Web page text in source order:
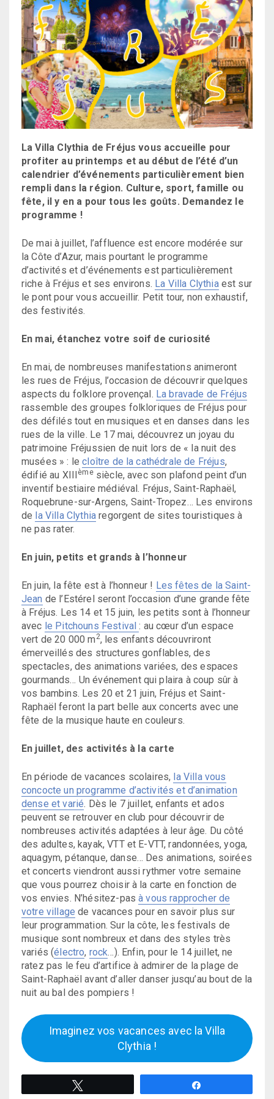
La Villa Clythia de Fréjus vous accueille pour
profiter au printemps et au début de l’été d’un
calendrier d’événements particulièrement bien
rempli dans la région. Culture, sport, famille ou
fête, il y en a pour tous les goûts. Demandez le
programme !
De mai à juillet, l’affluence est encore modérée sur
la Côte d’Azur, mais pourtant le programme
d’activités et d’événements est particulièrement
riche à Fréjus et ses environs. La Villa Clythiaest sur
le pont pour vous accueillir. Petit tour, non exhaustif,
des festivités.
En mai, étanchez votre soif de curiosité
En mai, de nombreuses manifestations animeront
les rues de Fréjus, l’occasion de découvrir quelques
aspects du folklore provençal. La bravade de Fréjus
rassemble des groupes folkloriques de Fréjus pour
des défilés tout en musiques et en danses dans les
rues de la ville. Le 17 mai, découvrez un joyau du
patrimoine Fréjussien de nuit lors de « la nuit des
musées » : lecloître de la cathédrale de Fréjus,
édifié au XIIIèmesiècle, avec son plafond peint d’un
inventif bestiaire médiéval. Fréjus, Saint-Raphaël,
Roquebrune-sur-Argens, Saint-Tropez… Les environs
de la Villa Clythia regorgent de sites touristiques à
ne pas rater.
En juin, petits et grands à l’honneur
En juin, la fête est à l’honneur ! Les fêtes de la Saint-
Jean de l’Estérel seront l’occasion d’une grande fête
à Fréjus. Les 14 et 15 juin, les petits sont à l’honneur
avec le Pitchouns Festival: au cœur d’un espace
vert de 20 000 m 2, les enfants découvriront
émerveillés des structures gonflables, des
spectacles, des animations variées, des espaces
gourmands… Un événement qui plaira à coup sûr à
vos bambins. Les 20 et 21 juin, Fréjus et Saint-
Raphaël feront la part belle aux concerts avec une
fête de la musique haute en couleurs.
En juillet, des activités à la carte
En période de vacances scolaires, la Villa vous
concocte un programme d’activités et d’animation
dense et varié. Dès le 7 juillet, enfants et ados
peuvent se retrouver en club pour découvrir de
nombreuses activités adaptées à leur âge. Du côté
des adultes, kayak, VTT et E-VTT, randonnées, yoga,
aquagym, pétanque, danse… Des animations, soirées
et concerts viendront aussi rythmer votre semaine
que vous pourrez choisir à la carte en fonction de
vos envies. N’hésitez-pasà vous rapprocher de
votre village de vacances pour en savoir plus sur
leur programmation. Sur la côte, les festivals de
musique sont nombreux et dans des styles très
variés (électro, rock…). Enfin, pour le 14 juillet, ne
ratez pas le feu d’artifice à admirer de la plage de
Saint-Raphaël avant d’aller danser jusqu’au bout de la
nuit au bal des pompiers !
Imaginez vos vacances avec la Villa
Clythia !